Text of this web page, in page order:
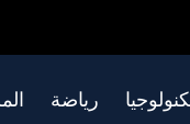
رياضة